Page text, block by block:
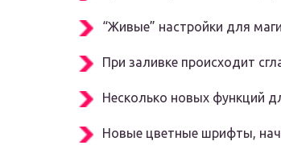
“Живые” настройки для
При заливке происходит
Несколько новых функций
Новые цветные шрифты,